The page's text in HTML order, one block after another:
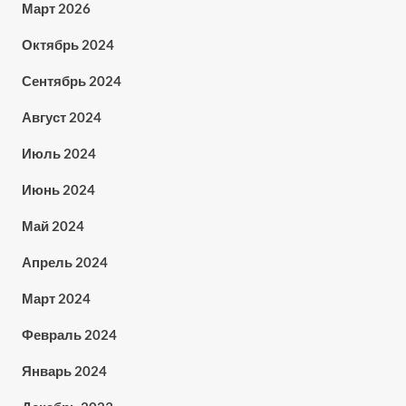
Март 2026
Октябрь 2024
Сентябрь 2024
Август 2024
Июль 2024
Июнь 2024
Май 2024
Апрель 2024
Март 2024
Февраль 2024
Январь 2024